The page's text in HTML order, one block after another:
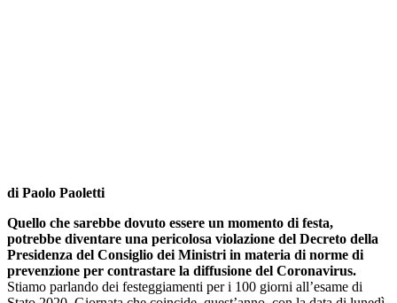
di Paolo Paoletti
Quello che sarebbe dovuto essere un momento di festa,
potrebbe diventare una pericolosa violazione del Decreto della
Presidenza del Consiglio dei Ministri in materia di norme di
prevenzione per contrastare la diffusione del Coronavirus.
Stiamo parlando dei festeggiamenti per i 100 giorni all’esame di